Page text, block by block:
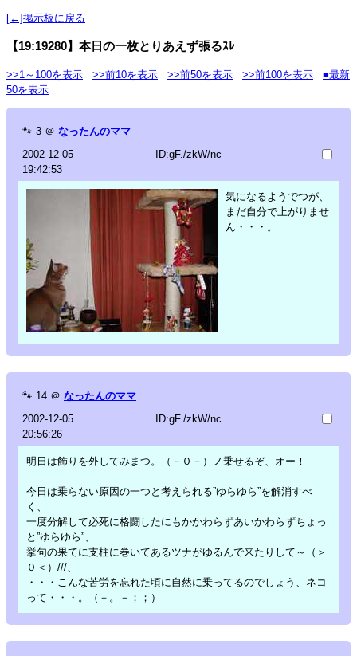
[←]掲示板に戻る
【19:19280】本日の一枚とりあえず張るｽﾚ
>>1～100を表示 >>前10を表示 >>前50を表示 >>前100を表示
■最新
50を表示
🐾 3 ＠ なったんのママ
2002-12-05
19:42:53
ID:gF./zkW/nc
気になるようでつが、
まだ自分で上がりませ
ん・・・。
🐾 14 ＠ なったんのママ
2002-12-05
20:56:26
ID:gF./zkW/nc
明日は飾りを外してみまつ。（－０－）ノ乗せるぞ、オー！
今日は乗らない原因の一つと考えられる”ゆらゆら”を解消すべ
く、
一度分解して必死に格闘したにもかかわらずあいかわらずちょっ
と”ゆらゆら”、
挙句の果てに支柱に巻いてあるツナがゆるんで来たりして～（＞
０＜）///、
・・・こんな苦労を忘れた頃に自然に乗ってるのでしょう、ネコ
って・・・。（－。－；；）